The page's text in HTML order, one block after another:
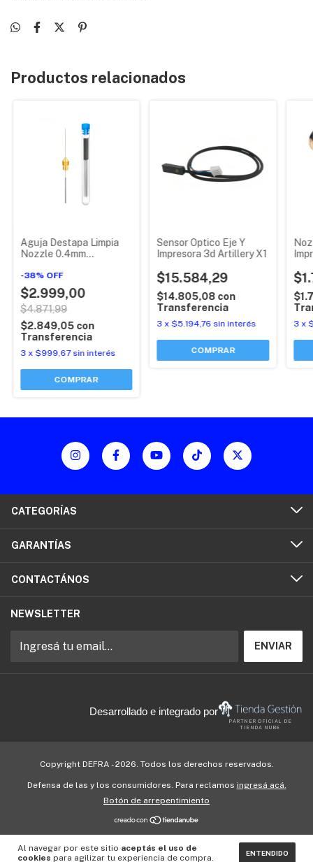
Al navegar por este sitio aceptás el uso de
cookies para agilizar tu experiencia de compra. ENTENDIDO
Productos relacionados
Aguja Destapa Limpia
Nozzle 0.4mm
-38% OFF
$2.999,00
$4.871,99
$2.849,05 con
Transferencia
3 x $999,67 sin interés
Sensor Optico Eje Y
Impresora 3d Artillery X1
$15.584,29
$14.805,08 con
Transferencia
3 x$5.194,76 sin interés 3 x
CATEGORÍAS
GARANTÍAS
CONTACTÁNOS
NEWSLETTER
Desarrollado e integrado por
PARTNER OFICIAL DE
TIENDA NUBE
Copyright DEFRA - 2026. Todos los derechos reservados.
Defensa de las y los consumidores. Para reclamos ingresá acá.
Botón de arrepentimiento